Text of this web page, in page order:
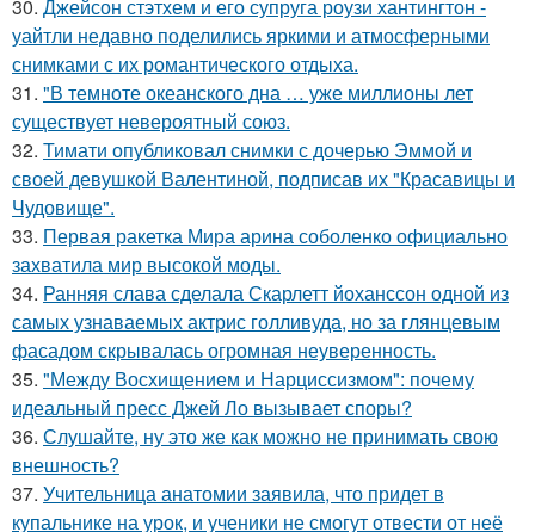
30. Джейсон стэтхем и его супруга роузи хантингтон -
уайтли недавно поделились яркими и атмосферными
снимками с их романтического отдыха.
31. "В темноте океанского дна … уже миллионы лет
существует невероятный союз.
32. Тимати опубликовал снимки с дочерью Эммой и
своей девушкой Валентиной, подписав их "Красавицы и
Чудовище".
33. Первая ракетка Мира арина соболенко официально
захватила мир высокой моды.
34. Ранняя слава сделала Скарлетт йоханссон одной из
самых узнаваемых актрис голливуда, но за глянцевым
фасадом скрывалась огромная неуверенность.
35. "Между Восхищением и Нарциссизмом": почему
идеальный пресс Джей Ло вызывает споры?
36. Слушайте, ну это же как можно не принимать свою
внешность?
37. Учительница анатомии заявила, что придет в
купальнике на урок, и ученики не смогут отвести от неё